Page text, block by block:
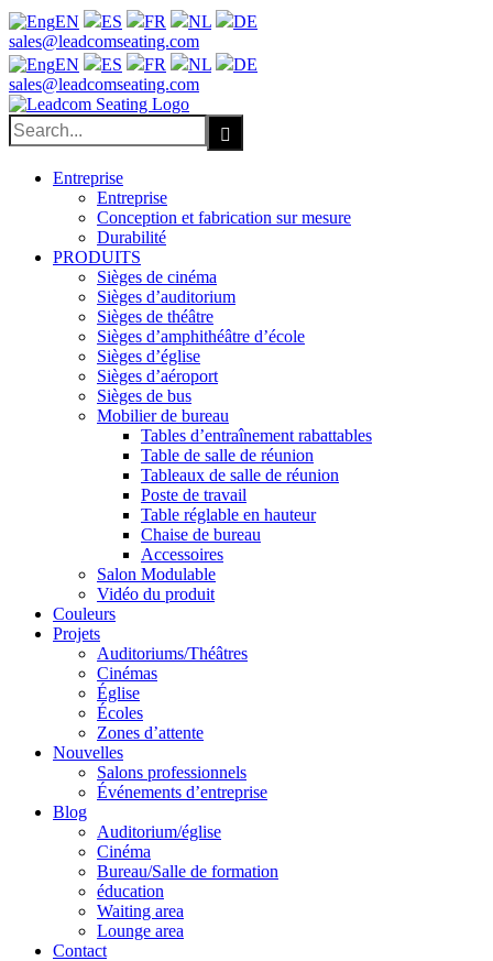
EN ES FR NL
DE
Facebook
X
LinkedIn
YouTube
sales@leadcomseating.com
EN
ES FR NL
DE
sales@leadcomseating.com
Search
for:
Entreprise
Entreprise
Conception et fabrication sur mesure
Durabilité
PRODUITS
Sièges de cinéma
Sièges d’auditorium
Sièges de théâtre
Sièges d’amphithéâtre d’école
Sièges d’église
Sièges d’aéroport
Sièges de bus
Mobilier de bureau
Tables d’entraînement rabattables
Table de salle de réunion
Tableaux de salle de réunion
Poste de travail
Table réglable en hauteur
Chaise de bureau
Accessoires
Salon Modulable
Vidéo du produit
Couleurs
Projets
Auditoriums/Théâtres
Cinémas
Église
Écoles
Zones d’attente
Nouvelles
Salons professionnels
Événements d’entreprise
Blog
Auditorium/église
Cinéma
Bureau/Salle de formation
éducation
Waiting area
Lounge area
Contact